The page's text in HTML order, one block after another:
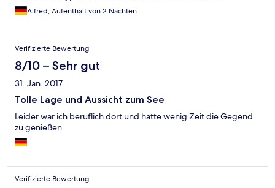
hauseigene Strand am See waren perfekt. Das Bilderbuch-
Hotel an der Traumkulisse des Vierwaldstätter Sees ist ein
Alfred, Aufenthalt von 2 Nächten
Verifizierte Bewertung
8/10 – Sehr gut
31. Jan. 2017
Tolle Lage und Aussicht zum See
Leider war ich beruflich dort und hatte wenig Zeit die Gegend
zu genießen.
Verifizierte Bewertung